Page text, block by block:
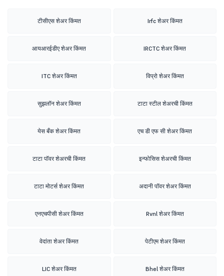
टीसीएस शेअर किंमत Irfc शेअर किंमत
आयआरईडीए शेअर किंमत IRCTC शेअर किंमत
ITC शेअर किंमत विप्रो शेअर किंमत
सुझलॉन शेअर किंमत टाटा स्टील शेअरची किंमत
येस बँक शेअर किंमत एच डी एफ सी शेअर किंमत
टाटा पॉवर शेअरची किंमत इन्फोसिस शेअरची किंमत
टाटा मोटर्स शेअर किंमत अदानी पॉवर शेअर किंमत
एनएचपीसी शेअर किंमत Rvnl शेअर किंमत
वेदांता शेअर किंमत पेटीएम शेअर किंमत
LIC शेअर किंमत Bhel शेअर किंमत